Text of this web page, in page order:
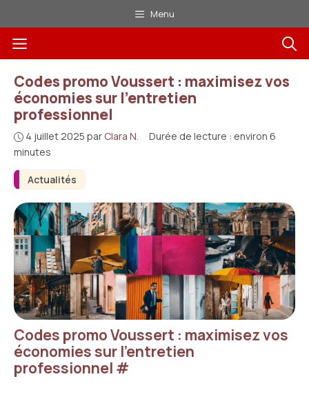
au
contenu
Menu
Menu
Actualités
Codes promo Voussert : maximisez vos
économies sur l’entretien
professionnel
4 juillet 2025 par Clara N. · Durée de lecture : environ 6
minutes
Codes promo Voussert : maximisez vos
économies sur l’entretien
professionnel #